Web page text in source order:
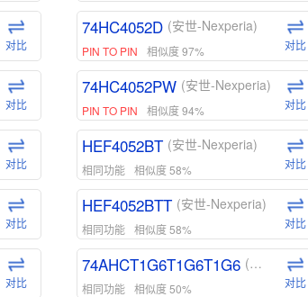
对比
对比
对比
对比
对比
74HC4052D (安世-Nexperia)
PIN TO PIN 相似度 97% 对比
74HC4052PW (安世-Nexperia)
PIN TO PIN 相似度 94% 对比
HEF4052BT (安世-Nexperia)
相同功能 相似度 58% 对比
HEF4052BTT (安世-Nexperia)
相同功能 相似度 58% 对比
74AHCT1G6T1G6T1G6 (安世-Nexperia)
相同功能 相似度 50% 对比